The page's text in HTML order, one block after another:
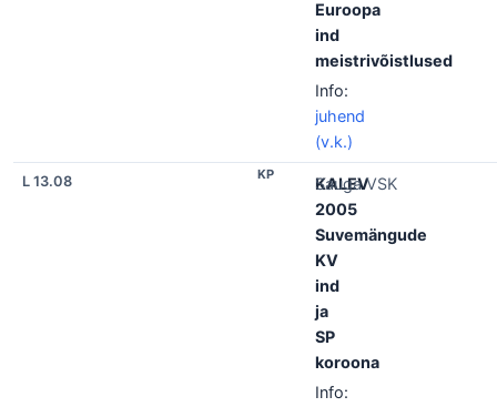
Euroopa
ind
meistrivõistlused
Info:
juhend
(v.k.)
L 13.08 KP
KALEV
2005
Suvemängude
KV
ind
ja
SP
koroona
Info:
Sauga VSK